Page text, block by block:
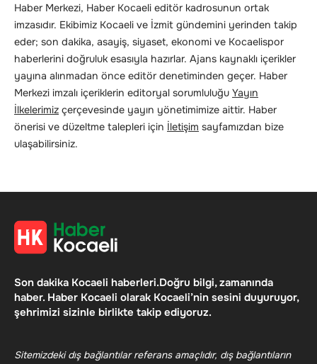
Haber Merkezi, Haber Kocaeli editör kadrosunun ortak
imzasıdır. Ekibimiz Kocaeli ve İzmit gündemini yerinden takip
eder; son dakika, asayiş, siyaset, ekonomi ve Kocaelispor
haberlerini doğruluk esasıyla hazırlar. Ajans kaynaklı içerikler
yayına alınmadan önce editör denetiminden geçer. Haber
Merkezi imzalı içeriklerin editoryal sorumluluğu Yayın
İlkelerimiz çerçevesinde yayın yönetimimize aittir. Haber
önerisi ve düzeltme talepleri için İletişim sayfamızdan bize
ulaşabilirsiniz.
Son dakika Kocaeli haberleri.Doğru bilgi, zamanında
haber. Haber Kocaeli olarak Kocaeli’nin sesini duyuruyor,
şehrimizi sizinle birlikte takip ediyoruz.
Sitemizdeki dış bağlantılar referans amaçlıdır, dış bağlantıların